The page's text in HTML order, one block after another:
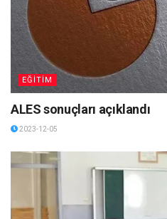
EĞİTİM
ALES sonuçları açıklandı
2023-12-05